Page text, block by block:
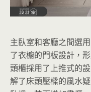
主臥室和客廳之間選
了衣櫥的門板設計，
頭櫃採用了上推式的
解了床頭壓樑的風水